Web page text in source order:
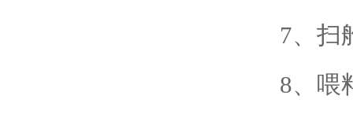
7、扫
8、喂